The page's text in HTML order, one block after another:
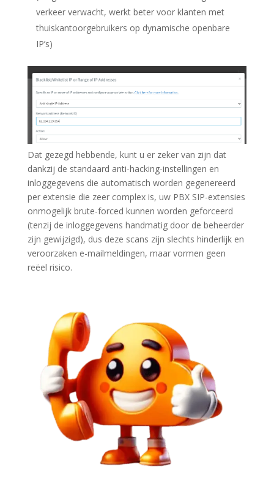
verkeer verwacht, werkt beter voor klanten met
thuiskantoorgebruikers op dynamische openbare
IP’s)
Dat gezegd hebbende, kunt u er zeker van zijn dat
dankzij de standaard anti-hacking-instellingen en
inloggegevens die automatisch worden gegenereerd
per extensie die zeer complex is, uw PBX SIP-extensies
onmogelijk brute-forced kunnen worden geforceerd
(tenzij de inloggegevens handmatig door de beheerder
zijn gewijzigd), dus deze scans zijn slechts hinderlijk en
veroorzaken e-mailmeldingen, maar vormen geen
reëel risico.